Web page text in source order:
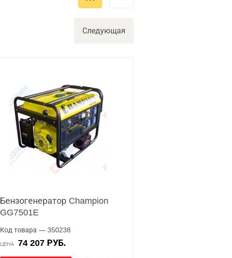
Следующая
Бензогенератор Champion
GG7501E
Код товара — 350238
ЦЕНА 74 207 РУБ.